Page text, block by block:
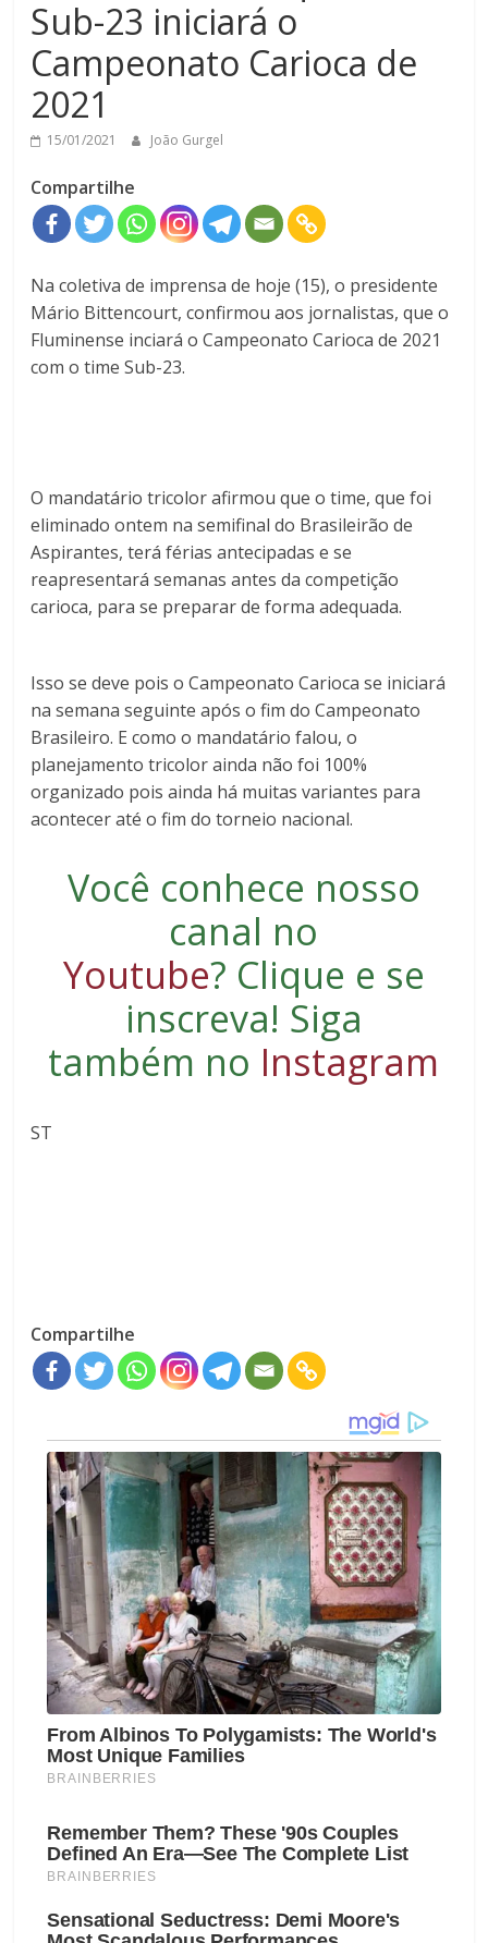
Sub-23 iniciará o
Campeonato Carioca de
2021
15/01/2021 João Gurgel
Compartilhe
Na coletiva de imprensa de hoje (15), o presidente
Mário Bittencourt, confirmou aos jornalistas, que o
Fluminense inciará o Campeonato Carioca de 2021
com o time Sub-23.
O mandatário tricolor afirmou que o time, que foi
eliminado ontem na semifinal do Brasileirão de
Aspirantes, terá férias antecipadas e se
reapresentará semanas antes da competição
carioca, para se preparar de forma adequada.
Isso se deve pois o Campeonato Carioca se iniciará
na semana seguinte após o fim do Campeonato
Brasileiro. E como o mandatário falou, o
planejamento tricolor ainda não foi 100%
organizado pois ainda há muitas variantes para
acontecer até o fim do torneio nacional.
Você conhece nosso
canal no
Youtube? Clique e se
inscreva! Siga
também no Instagram
ST
Compartilhe